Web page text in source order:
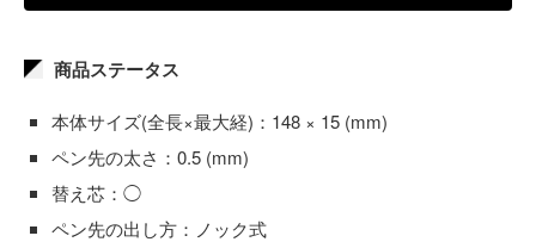
商品ステータス
本体サイズ(全長×最大経)：148 × 15 (mm)
ペン先の太さ：0.5 (mm)
替え芯：◯
ペン先の出し方：ノック式